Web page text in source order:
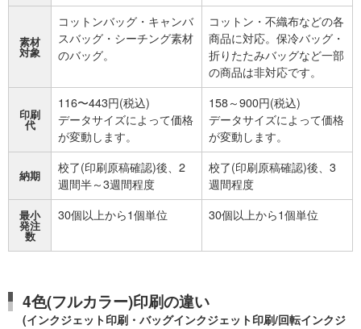
素材
対象
コットンバッグ・キャンバ
スバッグ・シーチング素材
のバッグ。
コットン・不織布などの各
商品に対応。保冷バッグ・
折りたたみバッグなど一部
の商品は非対応です。
印刷
代
116〜443円(税込)
データサイズによって価格
が変動します。
158～900円(税込)
データサイズによって価格
が変動します。
納期
校了(印刷原稿確認)後、2
週間半～3週間程度
校了(印刷原稿確認)後、3
週間程度
最小
発注
数
30個以上から1個単位 30個以上から1個単位
4色(フルカラー)印刷の違い
(インクジェット印刷・バッグインクジェット印刷/回転インクジ